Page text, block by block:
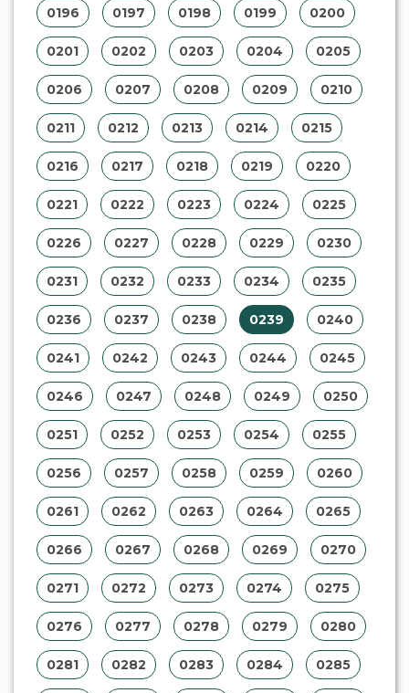
0196 0197 0198 0199 0200
0201 0202 0203 0204 0205
0206 0207 0208 0209 0210
0211 0212 0213 0214 0215
0216 0217 0218 0219 0220
0221 0222 0223 0224 0225
0226 0227 0228 0229 0230
0231 0232 0233 0234 0235
0236 0237 0238 0239 0240
0241 0242 0243 0244 0245
0246 0247 0248 0249 0250
0251 0252 0253 0254 0255
0256 0257 0258 0259 0260
0261 0262 0263 0264 0265
0266 0267 0268 0269 0270
0271 0272 0273 0274 0275
0276 0277 0278 0279 0280
0281 0282 0283 0284 0285